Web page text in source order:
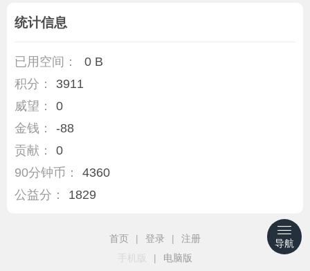
统计信息
已用空间：
0 B
积分：
3911
威望：
0
金钱：
-88
贡献：
0
90分钟币：
4360
公益分：
1829
首页 | 登录 |
注册
手机版
| 电脑版
导航